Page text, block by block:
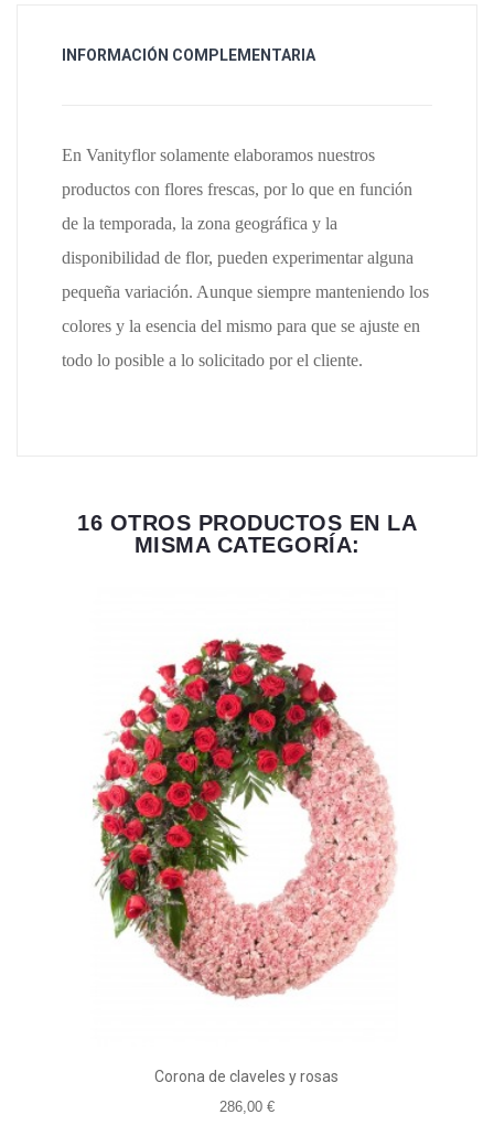
INFORMACIÓN COMPLEMENTARIA
En Vanityflor solamente elaboramos nuestros
productos con flores frescas, por lo que en función
de la temporada, la zona geográfica y la
disponibilidad de flor, pueden experimentar alguna
pequeña variación. Aunque siempre manteniendo los
colores y la esencia del mismo para que se ajuste en
todo lo posible a lo solicitado por el cliente.
16 OTROS PRODUCTOS EN LA
MISMA CATEGORÍA:
Corona de claveles y rosas
286,00 €